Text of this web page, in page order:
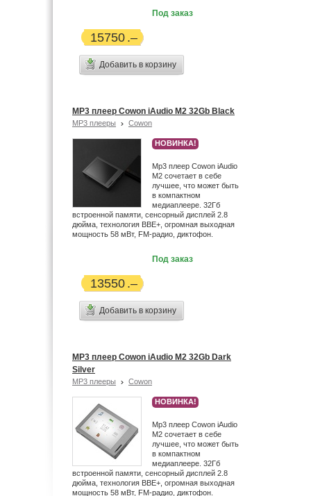
Под заказ
15750
Добавить в корзину
MP3 плеер Cowon iAudio M2 32Gb Black
MP3 плееры Cowon
НОВИНКА!
Mp3 плеер Cowon iAudio
М2 сочетает в себе
лучшее, что может быть
в компактном
медиаплеере. 32Гб
встроенной памяти, сенсорный дисплей 2.8
дюйма, технология BBE+, огромная выходная
мощность 58 мВт, FM-радио, диктофон.
Под заказ
13550
Добавить в корзину
MP3 плеер Cowon iAudio M2 32Gb Dark
Silver
MP3 плееры Cowon
НОВИНКА!
Mp3 плеер Cowon iAudio
М2 сочетает в себе
лучшее, что может быть
в компактном
медиаплеере. 32Гб
встроенной памяти, сенсорный дисплей 2.8
дюйма, технология BBE+, огромная выходная
мощность 58 мВт, FM-радио, диктофон.